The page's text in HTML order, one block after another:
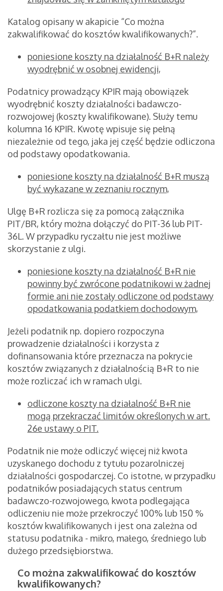
Katalog opisany w akapicie “Co można
zakwalifikować do kosztów kwalifikowanych?”.
poniesione koszty na działalność B+R należy
wyodrębnić w osobnej ewidencji,
Podatnicy prowadzący KPIR mają obowiązek
wyodrębnić koszty działalności badawczo-
rozwojowej (koszty kwalifikowane). Służy temu
kolumna 16 KPIR. Kwotę wpisuje się pełną
niezależnie od tego, jaka jej część będzie odliczona
od podstawy opodatkowania.
poniesione koszty na działalność B+R muszą
być wykazane w zeznaniu rocznym,
Ulgę B+R rozlicza się za pomocą załącznika
PIT/BR, który można dołączyć do PIT-36 lub PIT-
36L. W przypadku ryczałtu nie jest możliwe
skorzystanie z ulgi.
poniesione koszty na działalność B+R nie
powinny być zwrócone podatnikowi w żadnej
formie ani nie zostały odliczone od podstawy
opodatkowania podatkiem dochodowym,
Jeżeli podatnik np. dopiero rozpoczyna
prowadzenie działalności i korzysta z
dofinansowania które przeznacza na pokrycie
kosztów związanych z działalnością B+R to nie
może rozliczać ich w ramach ulgi.
odliczone koszty na działalność B+R nie
mogą przekraczać limitów określonych w art.
26e ustawy o PIT.
Podatnik nie może odliczyć więcej niż kwota
uzyskanego dochodu z tytułu pozarolniczej
działalności gospodarczej. Co istotne, w przypadku
podatników posiadających status centrum
badawczo-rozwojowego, kwota podlegająca
odliczeniu nie może przekroczyć 100% lub 150 %
kosztów kwalifikowanych i jest ona zależna od
statusu podatnika - mikro, małego, średniego lub
dużego przedsiębiorstwa.
Co można zakwalifikować do kosztów
kwalifikowanych?